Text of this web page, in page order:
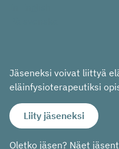
Jäseneksi voivat liittyä
eläinfysioterapeutiksi
Liity jäseneksi
Oletko jäsen? Näet